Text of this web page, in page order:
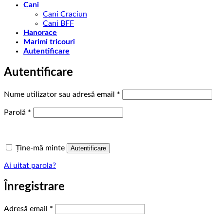
Cani
Cani Craciun
Cani BFF
Hanorace
Marimi tricouri
Autentificare
Autentificare
Nume utilizator sau adresă email *
Parolă *
Ține-mă minte Autentificare
Ai uitat parola?
Înregistrare
Adresă email *